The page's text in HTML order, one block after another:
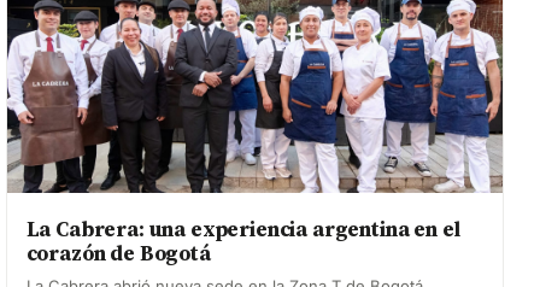
La Cabrera: una experiencia argentina en el
corazón de Bogotá